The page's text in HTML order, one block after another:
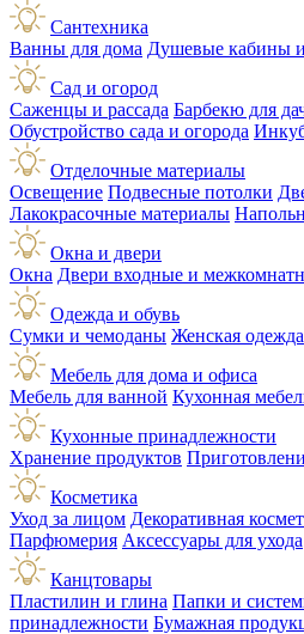
Сантехника
Ванны для дома Душевые кабины
Сад и огород
Саженцы и рассада Барбекю для
Обустройство сада и огорода
Отделочные материалы
Освещение Подвесные потолки
Лакокрасочные материалы
Окна и двери
Окна Двери входные и
Одежда и обувь
Сумки и чемоданы Женская одежда
Мебель для дома и офиса
Мебель для ванной Кухонная
Кухонные принадлежности
Хранение продуктов
Косметика
Уход за лицом Декоративная
Парфюмерия Аксессуары для ухода
Канцтовары
Пластилин и глина Папки и
принадлежности Бумажная